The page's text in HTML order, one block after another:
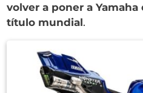
volver a poner a
título mundial.